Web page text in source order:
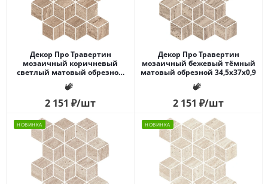
Декор Про Травертин
мозаичный коричневый
светлый матовый обрезной
34,5x37x0,9
2 151 ₽/шт
Декор Про Травертин
мозаичный бежевый тёмный
матовый обрезной 34,5x37x0,9
2 151 ₽/шт
НОВИНКА НОВИНКА